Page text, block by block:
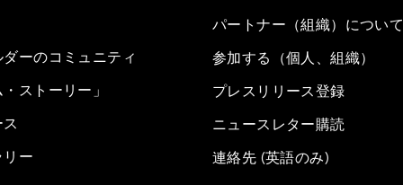
ーのコミュニティ
ストーリー」
リー
パートナー（組織）について
参加する（個人、組織）
プレスリリース登録
ニュースレター購読
連絡先 (英語のみ)